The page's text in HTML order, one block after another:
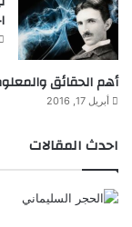
أهم الحقائق
أبريل 17, 2016
احدث المقالات